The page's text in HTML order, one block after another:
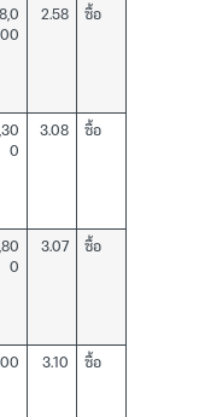
00
2.58 ซื้อ
0
3.08 ซื้อ
0
3.07 ซื้อ
3.10 ซื้อ